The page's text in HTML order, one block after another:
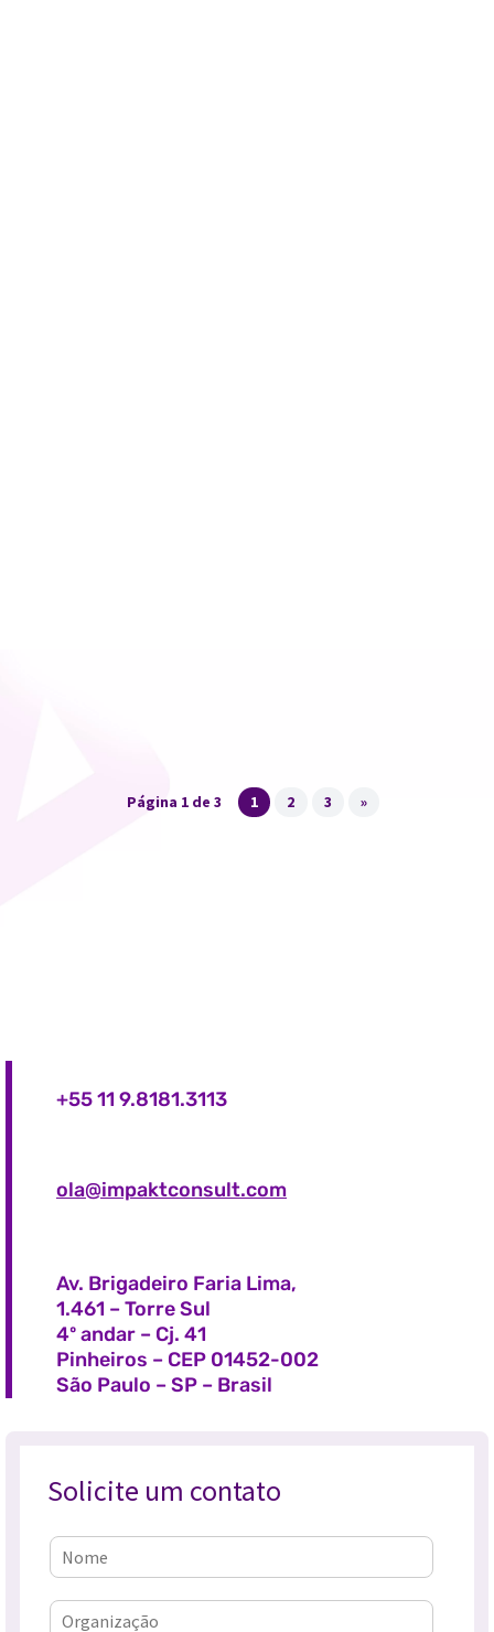
Página 1 de 3 1 2 3 »
+55 11 9.8181.3113
ola@impaktconsult.com
Av. Brigadeiro Faria Lima,
1.461 – Torre Sul
4º andar – Cj. 41
Pinheiros – CEP 01452-002
São Paulo – SP – Brasil
Solicite um contato